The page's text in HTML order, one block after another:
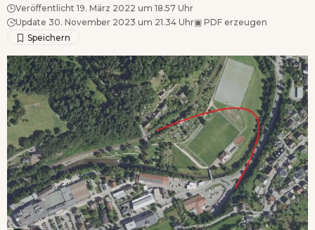
Veröffentlicht 19. März 2022 um 18.57 Uhr
Update 30. November 2023 um 21.34 Uhr▣ PDF erzeugen